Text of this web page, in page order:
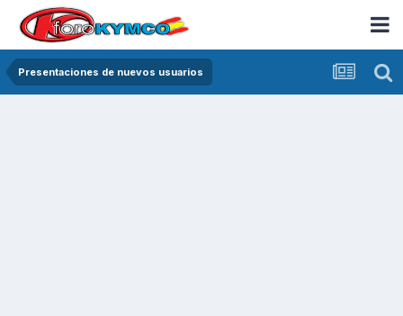
Presentaciones de nuevos usuarios